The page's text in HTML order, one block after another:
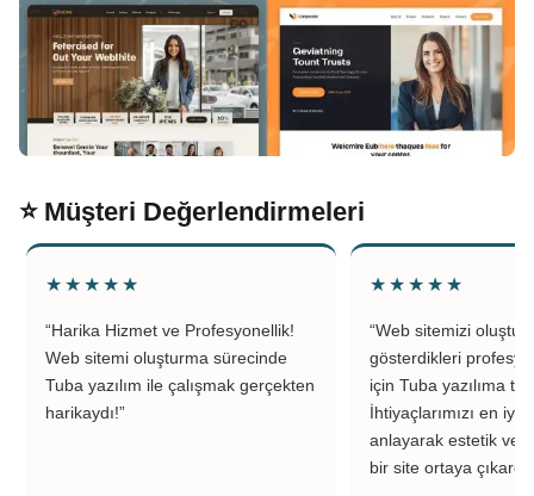
⭐ Müşteri Değerlendirmeleri
★★★★★
“Harika Hizmet ve Profesyonellik!
Web sitemi oluşturma sürecinde
Tuba yazılım ile çalışmak gerçekten
harikaydı!”
★★★★★
“Web sitemizi
gösterdikleri
için Tuba yazılıma
İhtiyaçlarımızı en iyi
anlayarak estetik ve
bir site ortaya